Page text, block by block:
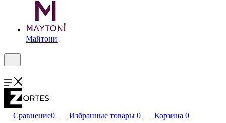
Майтони
Сравнение0 Избранные товары 0 Корзина 0